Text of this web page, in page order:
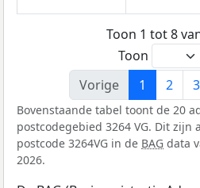
Toon 1 tot 8
Toon
Vorige
1 2 3
Bovenstaande tabel toont de 20
postcodegebied 3264 VG. Dit zijn
postcode 3264VG in de BAG data
2026.